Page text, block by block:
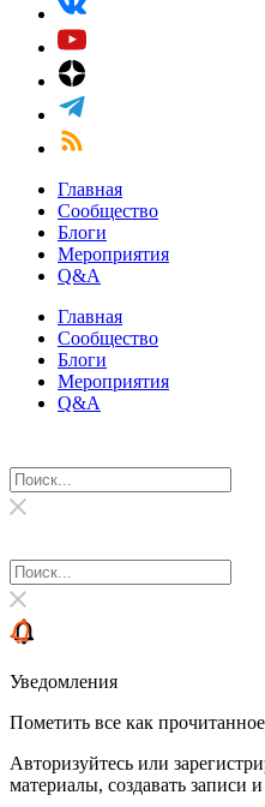
Главная
Сообщество
Блоги
Мероприятия
Q&A
Главная
Сообщество
Блоги
Мероприятия
Q&A
Уведомления
Пометить все как прочитанное
Авторизуйтесь или
материалы, создавать записи